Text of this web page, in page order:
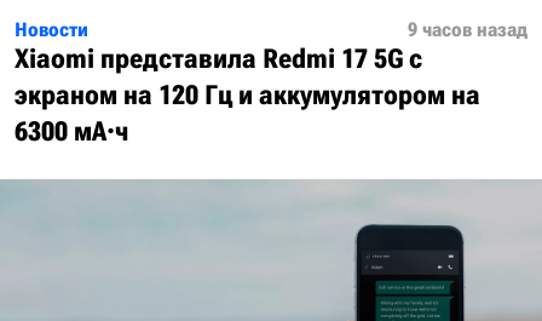
Новости 9 часов назад
Xiaomi представила Redmi 17 5G с
экраном на 120 Гц и аккумулятором на
6300 мА·ч